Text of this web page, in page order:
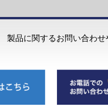
製品に関するお問い合わ